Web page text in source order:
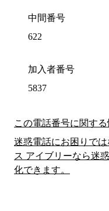
中間番号
622
加入者番号
5837
この電話番号に関す
迷惑電話にお困りで
ス アイブリーなら迷
化できます。